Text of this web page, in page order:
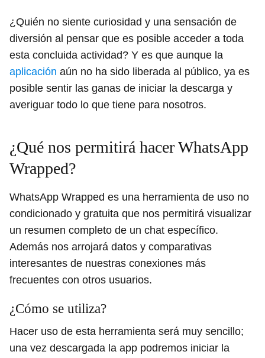
¿Quién no siente curiosidad y una sensación de
diversión al pensar que es posible acceder a toda
esta concluida actividad? Y es que aunque la
aplicación aún no ha sido liberada al público, ya es
posible sentir las ganas de iniciar la descarga y
averiguar todo lo que tiene para nosotros.
¿Qué nos permitirá hacer WhatsApp
Wrapped?
WhatsApp Wrapped es una herramienta de uso no
condicionado y gratuita que nos permitirá visualizar
un resumen completo de un chat específico.
Además nos arrojará datos y comparativas
interesantes de nuestras conexiones más
frecuentes con otros usuarios.
¿Cómo se utiliza?
Hacer uso de esta herramienta será muy sencillo;
una vez descargada la app podremos iniciar la